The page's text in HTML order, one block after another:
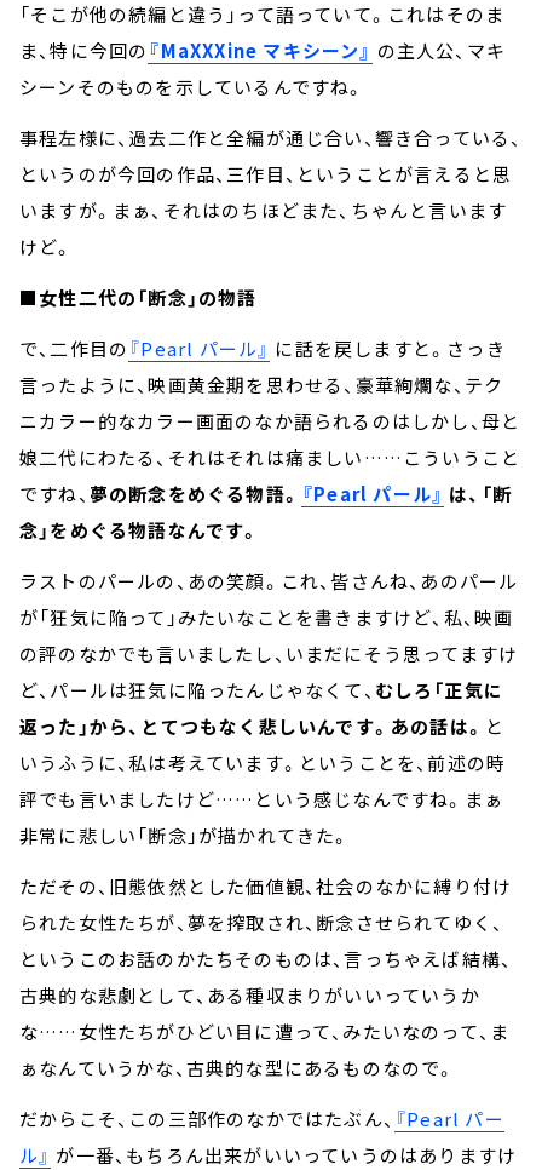
「そこが他の続編と違う」って語っていて。これはそのま
ま、特に今回の 『MaXXXine マキシーン』 の主人公、マキ
シーンそのものを示しているんですね。
事程左様に、過去二作と全編が通じ合い、響き合っている、
というのが今回の作品、三作目、ということが言えると思
いますが。まぁ、それはのちほどまた、ちゃんと言います
けど。
■女性二代の「断念」の物語
で、二作目の 『Pearl パール』 に話を戻しますと。さっき
言ったように、映画黄金期を思わせる、豪華絢爛な、テク
ニカラー的なカラー画面のなか語られるのはしかし、母と
娘二代にわたる、それはそれは痛ましい……こういうこと
ですね、 夢の断念をめぐる物語。 『Pearl パール』 は、「断
念」をめぐる物語なんです。
ラストのパールの、あの笑顔。これ、皆さんね、あのパール
が「狂気に陥って」みたいなことを書きますけど、私、映画
の評のなかでも言いましたし、いまだにそう思ってますけ
ど、パールは狂気に陥ったんじゃなくて、 むしろ「正気に
返った」から、とてつもなく悲しいんです。あの話は。 と
いうふうに、私は考えています。ということを、前述の時
評でも言いましたけど……という感じなんですね。まぁ
非常に悲しい「断念」が描かれてきた。
ただその、旧態依然とした価値観、社会のなかに縛り付け
られた女性たちが、夢を搾取され、断念させられてゆく、
というこのお話のかたちそのものは、言っちゃえば結構、
古典的な悲劇として、ある種収まりがいいっていうか
な……女性たちがひどい目に遭って、みたいなのって、ま
ぁなんていうかな、古典的な型にあるものなので。
だからこそ、この三部作のなかではたぶん、 『Pearl パー
ル』 が一番、もちろん出来がいいっていうのはありますけ